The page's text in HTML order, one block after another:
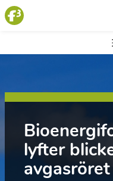
lyfter
avgasröret